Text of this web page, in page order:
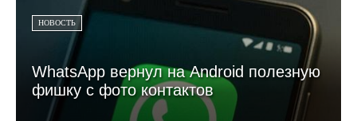
НОВОСТЬ
WhatsApp вернул на Android полезную
фишку с фото контактов